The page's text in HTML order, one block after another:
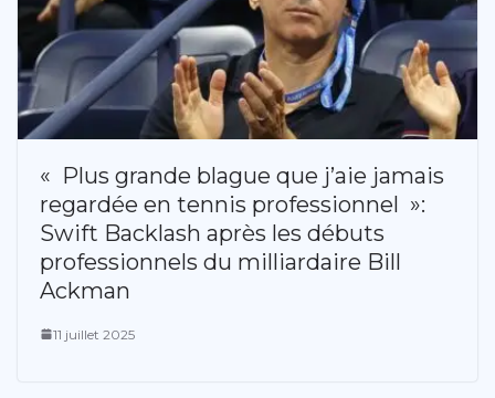
« Plus grande blague que j’aie jamais
regardée en tennis professionnel »:
Swift Backlash après les débuts
professionnels du milliardaire Bill
Ackman
11 juillet 2025